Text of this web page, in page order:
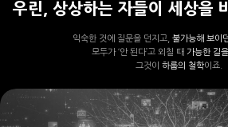
우린, 상상하는 자들이 세상을
익숙한 것에 질문을 던지고, 불가능해 보이
모두가 ‘안 된다’고 외칠 때 가능한 길
그것이 하룹의 철학이죠.